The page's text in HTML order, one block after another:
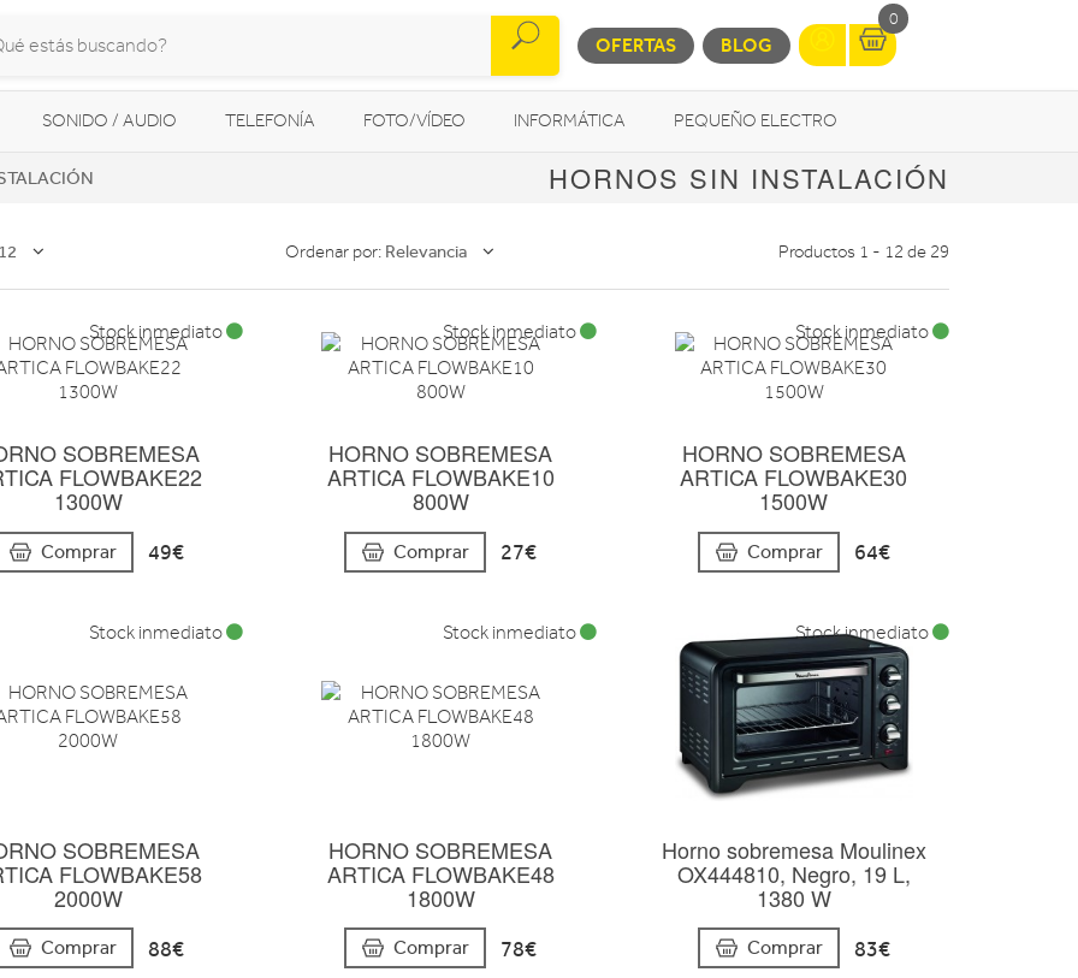
OFERTAS BLOG
0
SONIDO / AUDIO TELEFONÍA FOTO/VÍDEO INFORMÁTICA PEQUEÑO ELECTRO
MOVILIDAD URBANA OTROS
HORNOS SIN INSTALACIÓN
Ordenar por: Relevancia Productos 1 - 12 de 29
SOBREMESA
FLOWBAKE22
1300W
Comprar 49€
Stock inmediato
HORNO SOBREMESA
ARTICA FLOWBAKE10
800W
Comprar 27€
Stock inmediato
HORNO SOBREMESA
ARTICA FLOWBAKE30
1500W
Comprar 64€
Stock inmediato
SOBREMESA
FLOWBAKE58
2000W
Comprar 88€
Stock inmediato
HORNO SOBREMESA
ARTICA FLOWBAKE48
1800W
Comprar 78€
Stock inmediato
Horno sobremesa Moulinex
OX444810, Negro, 19 L,
1380 W
Comprar 83€
Stock inmediato